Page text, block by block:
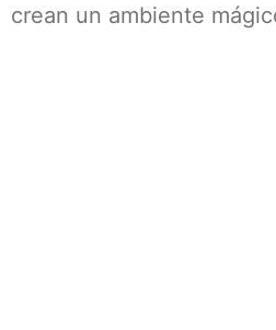
crean un ambiente